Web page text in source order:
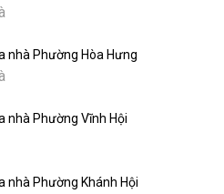
nhà Phường Hòa Hưng
nhà Phường Vĩnh Hội
nhà Phường Khánh Hội